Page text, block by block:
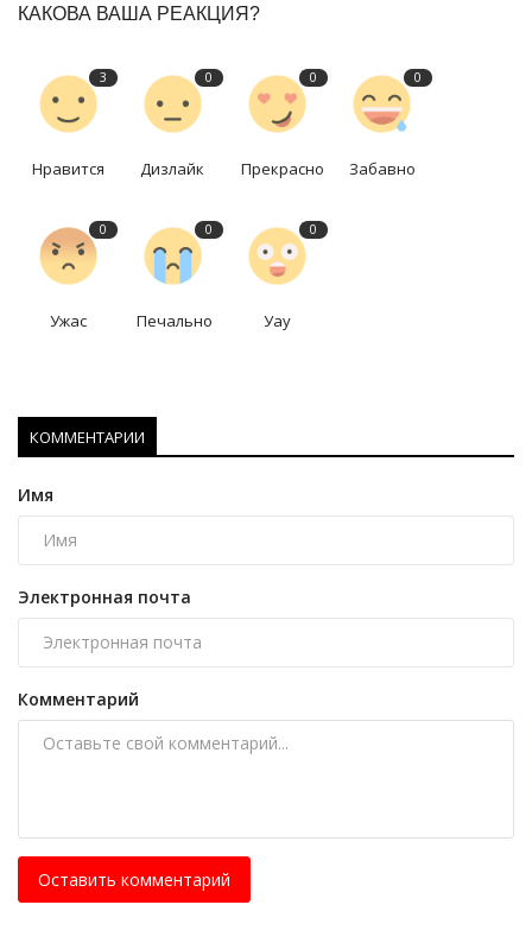
КАКОВА ВАША РЕАКЦИЯ?
3
Нравится
0
Дизлайк
0
Прекрасно
0
Забавно
0
Ужас
0
Печально
0
Уау
КОММЕНТАРИИ
Имя
Электронная почта
Комментарий
Оставить комментарий